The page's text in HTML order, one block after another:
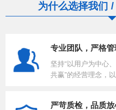
为什么选择我们 /
专业团队，严格管
坚持“以用户为中心
共赢”的经营理念，
严苛质检，品质